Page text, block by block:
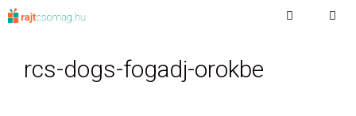
Kilépés
rcs-dogs-fogadj-orokbe